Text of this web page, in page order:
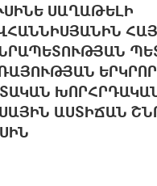
ՍԱՂԱԹԵԼԻ
ԱՍՏԻՃԱՆ